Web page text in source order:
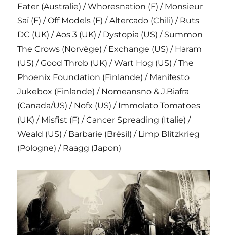
Eater (Australie) / Whoresnation (F) / Monsieur
Saï (F) / Off Models (F) / Altercado (Chili) / Ruts
DC (UK) / Aos 3 (UK) / Dystopia (US) / Summon
The Crows (Norvège) / Exchange (US) / Haram
(US) / Good Throb (UK) / Wart Hog (US) / The
Phoenix Foundation (Finlande) / Manifesto
Jukebox (Finlande) / Nomeansno & J.Biafra
(Canada/US) / Nofx (US) / Immolato Tomatoes
(UK) / Misfist (F) / Cancer Spreading (Italie) /
Weald (US) / Barbarie (Brésil) / Limp Blitzkrieg
(Pologne) / Raagg (Japon)